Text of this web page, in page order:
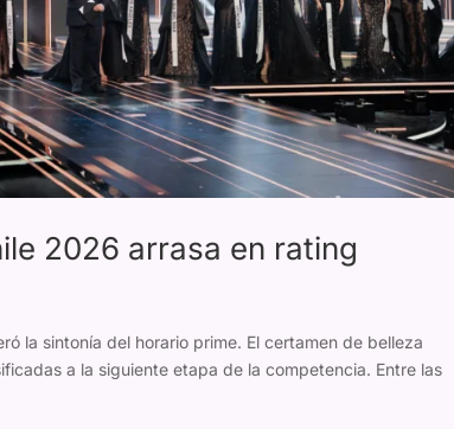
2026 arrasa en rating
la sintonía del horario prime. El certamen de belleza
a la siguiente etapa de la competencia. Entre las